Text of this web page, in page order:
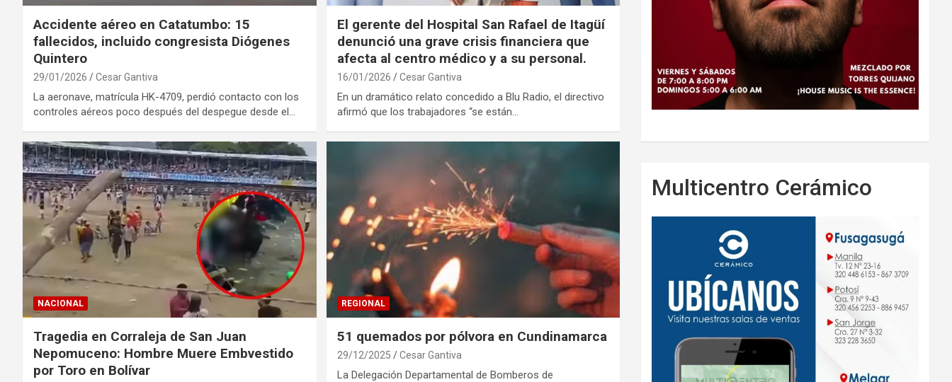
Accidente aéreo en Catatumbo: 15
fallecidos, incluido congresista Diógenes
Quintero
29/01/2026 Cesar Gantiva
La aeronave, matrícula HK-4709, perdió contacto con los
controles aéreos poco después del despegue desde el…
El gerente del Hospital San Rafael de Itagüí
denunció una grave crisis financiera que
afecta al centro médico y a su personal.
16/01/2026 Cesar Gantiva
En un dramático relato concedido a Blu Radio, el directivo
afirmó que los trabajadores “se están…
NACIONAL
Tragedia en Corraleja de San Juan
Nepomuceno: Hombre Muere Embvestido
por Toro en Bolívar
REGIONAL
51 quemados por pólvora en Cundinamarca
29/12/2025 Cesar Gantiva
La Delegación Departamental de Bomberos de
Multicentro Cerámico